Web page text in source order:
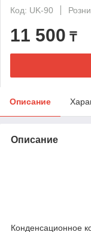
Код: UK-90
11 500 ₸
Описание
Описание
Конденсационное